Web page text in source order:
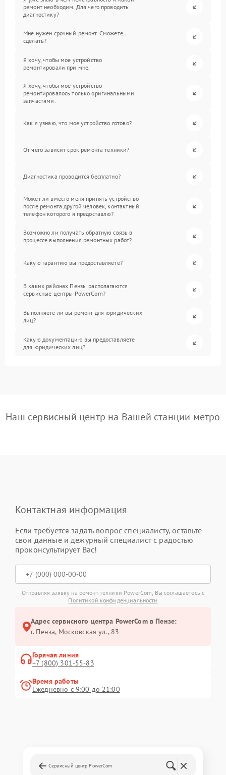
ремонт необходим. Для чего проводить
диагностику?
Мне нужен срочный ремонт. Сможете
сделать?
Я хочу, чтобы мое устройство
ремонтировали при мне.
Я хочу, чтобы мое устройство
ремонтировалось только оригинальными
запчастями.
Как я узнаю, что мое устройство готово?
От чего зависит срок ремонта техники?
Диагностика проводится бесплатно?
Может ли вместо меня принять устройство
после ремонта другой человек, контактный
телефон которого я предоставлю?
Возможно ли получать обратную связь в
процессе выполнения ремонтных работ?
Какую гарантию вы предоставляете?
В каких районах Пензы располагаются
сервисные центры PowerCom?
Выполняете ли вы ремонт для юридических
лиц?
Какую документацию вы предоставляете
для юридических лиц?
Наш сервисный центр на Вашей станции метро
Контактная информация
Если требуется задать вопрос специалисту, оставьте
свои данные и дежурный специалист с радостью
проконсультирует Вас!
Отправляя заявку на ремонт техники PowerCom, Вы соглашаетесь с
Политикой конфиденциальности
Адрес сервисного центра PowerCom в Пензе:
г. Пенза, Московская ул., 83
Горячая линия
+7 (800) 301-55-83
Время работы
Ежедневно с 9:00 до 21:00
Сервисный центр PowerCom